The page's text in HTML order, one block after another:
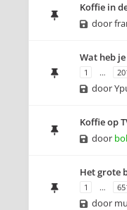
Koffie in
door
Wat heb
1 …
door
Koffie op
door
Het grote
1 …
door